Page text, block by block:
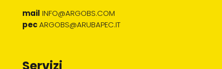
mail INFO@ARGOBS.COM
pecARGOBS@ARUBAPEC.IT
Servizi